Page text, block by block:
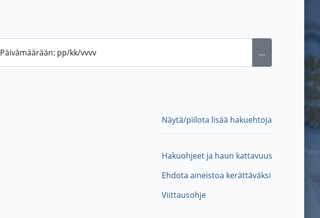
Päivämäärään: pp/kk/vvvv ...
Näytä/piilota lisää hakuehtoja
Hakuohjeet ja haun kattavuus
Ehdota aineistoa kerättäväksi
Viittausohje